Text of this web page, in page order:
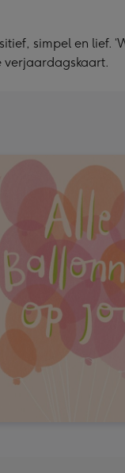
simpel en lief.
verjaardagskaart.